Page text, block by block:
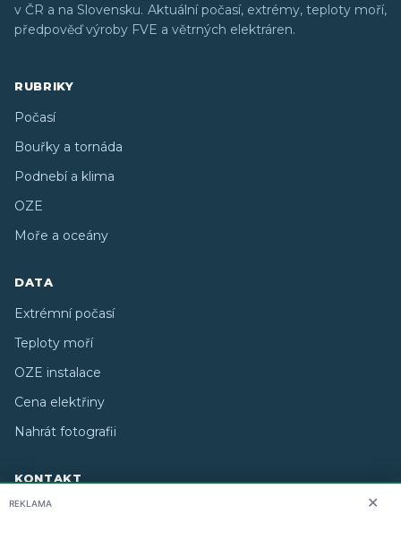
v ČR a na Slovensku. Aktuální počasí, extrémy, teploty moří,
předpověď výroby FVE a větrných elektráren.
RUBRIKY
Počasí
Bouřky a tornáda
Podnebí a klima
OZE
Moře a oceány
DATA
Extrémní počasí
Teploty moří
OZE instalace
Cena elektřiny
Nahrát fotografii
KONTAKT
O nás
REKLAMA ✕